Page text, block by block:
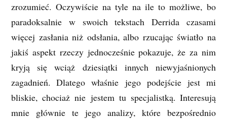
zrozumieć. Oczywiście na tyle na ile to możliwe, bo
paradoksalnie w swoich tekstach Derrida czasami
więcej zasłania niż odsłania, albo rzucając światło na
jakiś aspekt rzeczy jednocześnie pokazuje, że za nim
kryją się wciąż dziesiątki innych niewyjaśnionych
zagadnień. Dlatego właśnie jego podejście jest mi
bliskie, chociaż nie jestem tu specjalistką. Interesują
mnie głównie te jego analizy, które bezpośrednio